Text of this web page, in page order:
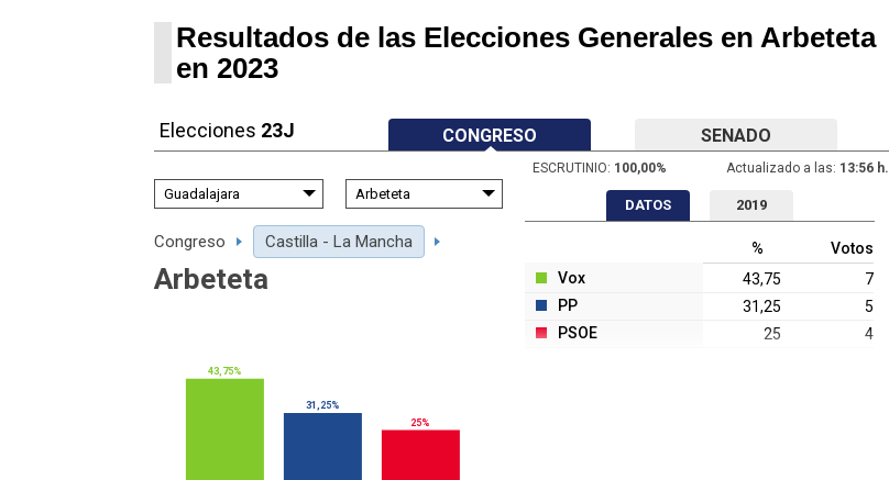
Resultados de las Elecciones Generales en Arbeteta
en 2023
Elecciones 23J CONGRESO SENADO
ESCRUTINIO: 100,00% Actualizado a las: 13:56 h.
Congreso Castilla - La Mancha
Arbeteta
43,75%
31,25%
25%
DATOS 2019
%
Votos
Vox
43,75
7
PP
31,25
5
PSOE
25 4